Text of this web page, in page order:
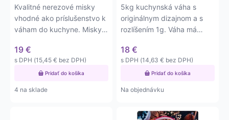
Kvalitné nerezové misky
vhodné ako príslušenstvo k
váham do kuchyne. Misky
18cm…
19 €
s DPH (15,45 € bez DPH)
Pridať do košíka
4 na sklade
5kg kuchynská váha s
originálnym dizajnom a s
rozlíšením 1g. Váha má
18 €
s DPH (14,63 € bez DPH)
Pridať do košíka
Na objednávku